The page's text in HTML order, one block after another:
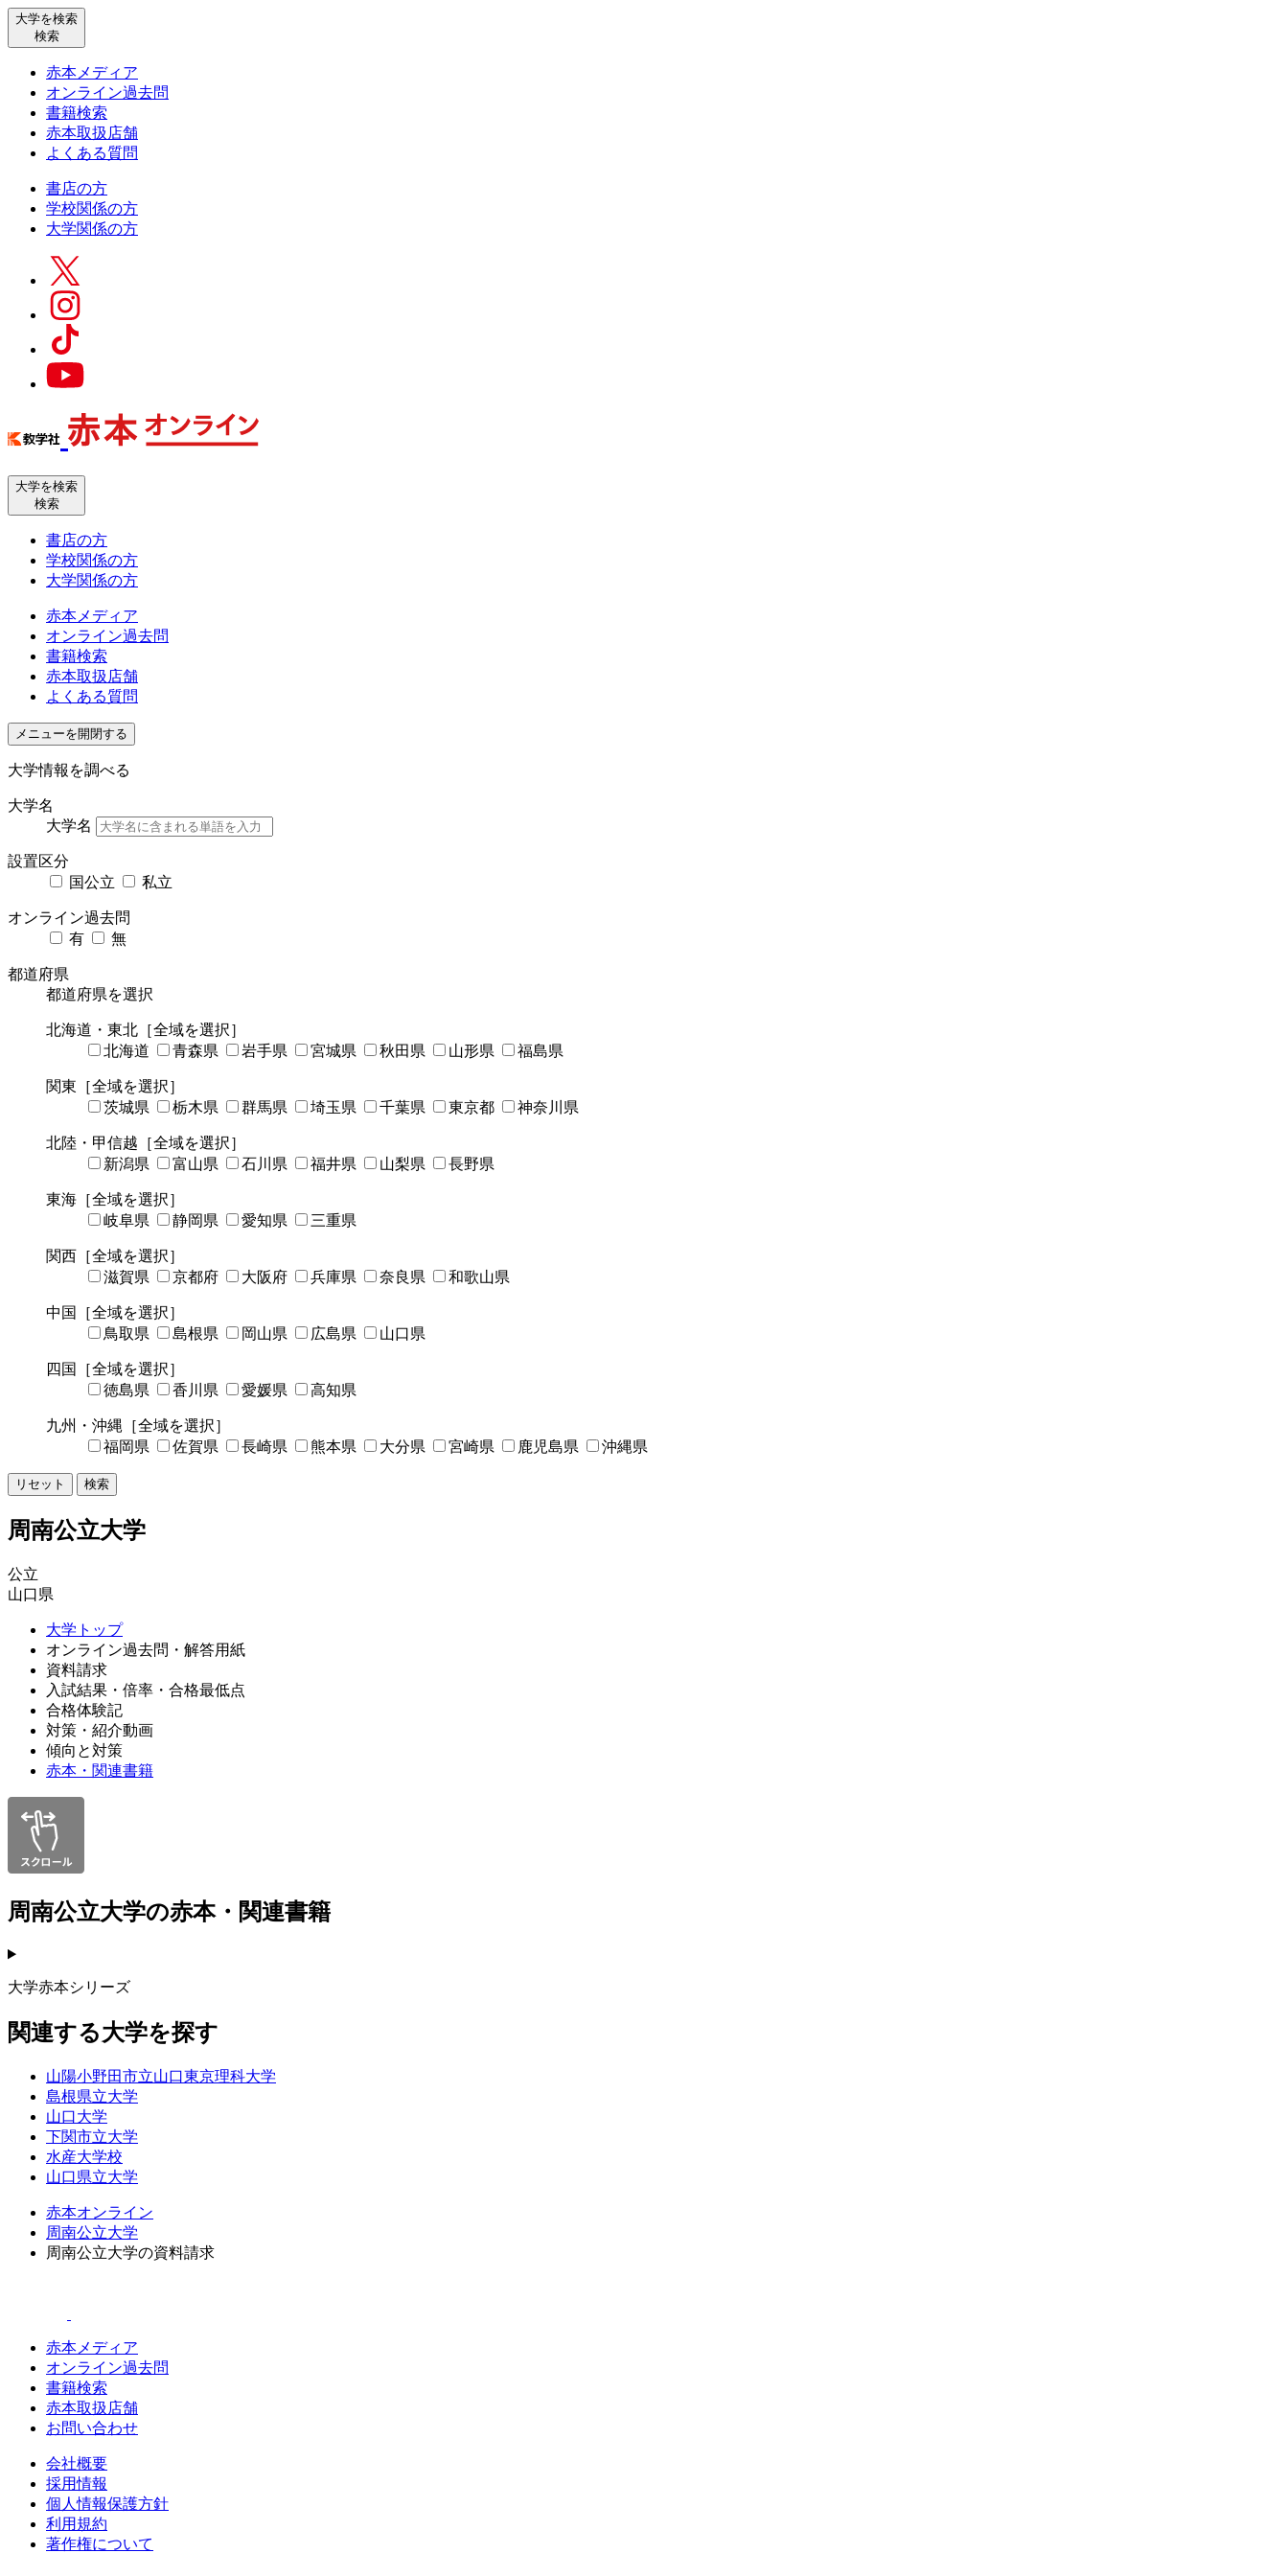
大学を検索
検索
赤本メディア
オンライン過去問
書籍検索
赤本取扱店舗
よくある質問
書店の方
学校関係の方
大学関係の方
大学を検索
検索
書店の方
学校関係の方
大学関係の方
赤本メディア
オンライン過去問
書籍検索
赤本取扱店舗
よくある質問
メニューを開閉する
大学情報を調べる
大学名
大学名
設置区分
国公立
私立
オンライン過去問
有
無
都道府県
都道府県を選択
北海道・東北 ［全域を選択］
北海道
青森県 岩手県 宮城県 秋田県 山形県 福島県
関東 ［全域を選択］
茨城県
栃木県 群馬県 埼玉県 千葉県 東京都 神奈川県
北陸・甲信越 ［全域を選択］
新潟県
富山県 石川県 福井県 山梨県 長野県
東海 ［全域を選択］
岐阜県
静岡県 愛知県 三重県
関西 ［全域を選択］
滋賀県
京都府 大阪府 兵庫県 奈良県 和歌山県
中国
［全域を選択］
鳥取県
島根県 岡山県 広島県 山口県
四国
［全域を選択］
徳島県
香川県 愛媛県 高知県
九州・沖縄 ［全域を選択］
福岡県
佐賀県 長崎県 熊本県 大分県 宮崎県 鹿児島県 沖縄県
リセット 検索
周南公立大学
公立
山口県
大学トップ
オンライン過去問・解答用紙
資料請求
入試結果・倍率・合格最低点
合格体験記
対策・紹介動画
傾向と対策
赤本・関連書籍
周南公立大学の赤本・関連書籍
大学赤本シリーズ
関連する大学を探す
山陽小野田市立山口東京理科大学
島根県立大学
山口大学
下関市立大学
水産大学校
山口県立大学
赤本オンライン
周南公立大学
周南公立大学の資料請求
赤本メディア
オンライン過去問
書籍検索
赤本取扱店舗
お問い合わせ
会社概要
採用情報
個人情報保護方針
利用規約
著作権について